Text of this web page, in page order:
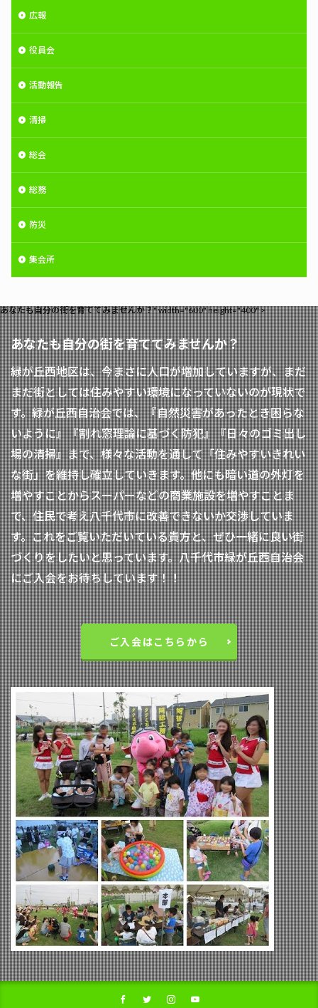
広報
役員会
活動報告
清掃
総会
総務
防災
集会所
あなたも自分の街を育ててみませんか？" width="600" height="400" >
あなたも自分の街を育ててみませんか？
緑が丘西地区は、今まさに人口が増加していますが、まだ
まだ街としては住みやすい環境になっていないのが現状で
す。緑が丘西自治会では、『自然災害があったとき困らな
いように』『割れ窓理論に基づく防犯』『日々のゴミ出し
場の清掃』まで、様々な活動を通して「住みやすいきれい
な街」を維持し確立していきます。他にも暗い道の外灯を
増やすことからスーパーなどの商業施設を増やすことま
で、住民で考え八千代市に改善できないか交渉していま
す。これをご覧いただいている貴方と、ぜひ一緒に良い街
づくりをしたいと思っています。八千代市緑が丘西自治会
にご入会をお待ちしています！！
ご入会はこちらから